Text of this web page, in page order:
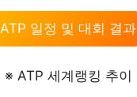
ATP 일정 및 대회 결과
※ ATP 세계랭킹 추이